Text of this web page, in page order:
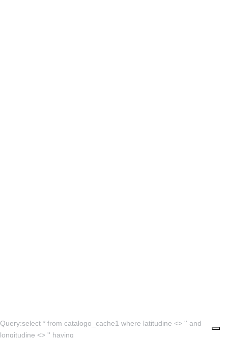
Query:select * from catalogo_cache1 where latitudine <> '' and
longitudine <> '' having